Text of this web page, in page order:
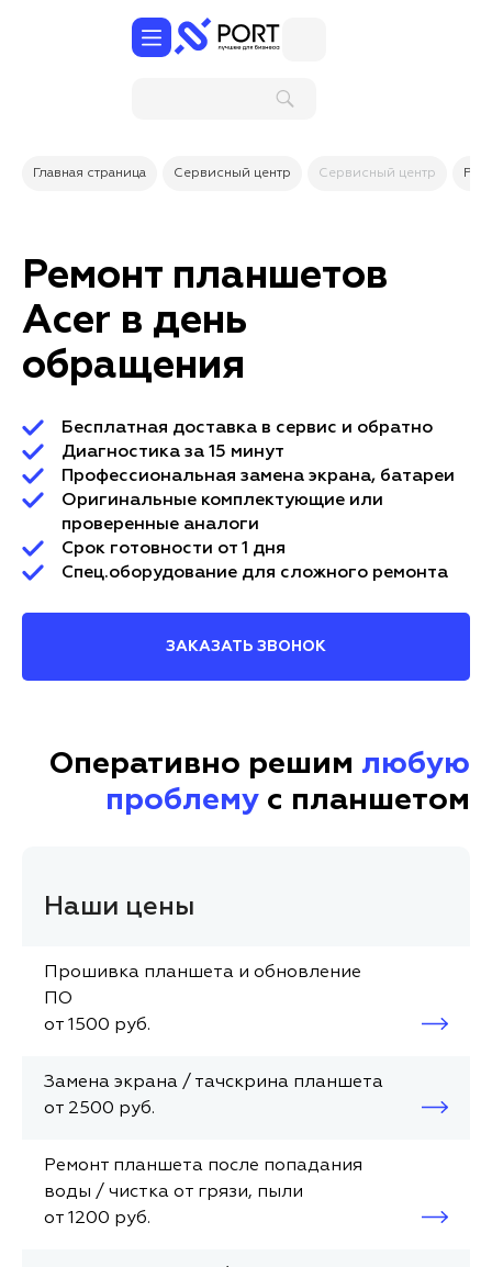
Главная страница Сервисный центр Сервисный центр
Ремонт планшетов
Acer в день
обращения
Бесплатная доставка в сервис и обратно
Диагностика за 15 минут
Профессиональная замена экрана, батареи
Оригинальные комплектующие или
проверенные аналоги
Срок готовности от 1 дня
Спец.оборудование для сложного ремонта
ЗАКАЗАТЬ ЗВОНОК
Оперативно решим любую
проблему с планшетом
Наши цены
Прошивка планшета и обновление
ПО
от 1500 руб.
Замена экрана / тачскрина планшета
от 2500 руб.
Ремонт планшета после попадания
воды / чистка от грязи, пыли
от 1200 руб.